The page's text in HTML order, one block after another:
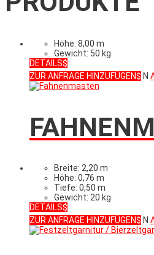
Höhe: 8,00 m
Gewicht: 50 kg
DETAILS
ZUR ANFRAGE HINZUFÜGEN
N
Breite: 2,20 m
Höhe: 0,76 m
Tiefe: 0,50 m
Gewicht: 20 kg
DETAILS
ZUR ANFRAGE HINZUFÜGEN
N